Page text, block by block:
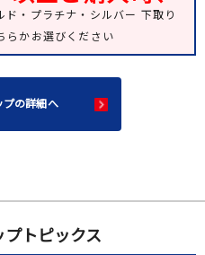
・プラチナ・シルバー 下取り
かお選びください
プの詳細へ
トピックス